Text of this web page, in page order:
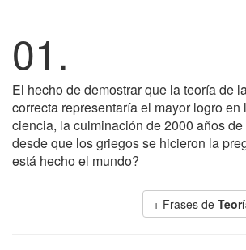
01.
El hecho de demostrar que la teoría de
correcta representaría el mayor logro
ciencia, la culminación de 2000 años
desde que los griegos se hicieron la
está hecho el mundo?
+ Frases de